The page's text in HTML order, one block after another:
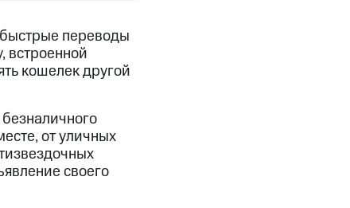
переводы
встроенной
кошелек другой
от уличных
своего